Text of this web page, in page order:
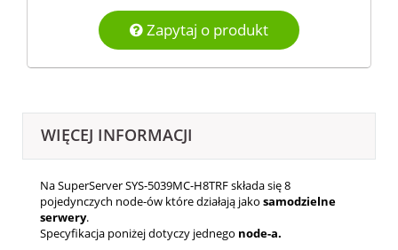
Zapytaj o produkt
WIĘCEJ INFORMACJI
Na SuperServer SYS-5039MC-H8TRF składa się 8
pojedynczych node-ów które działają jako samodzielne
serwery.
Specyfikacja poniżej dotyczy jednego node-a.